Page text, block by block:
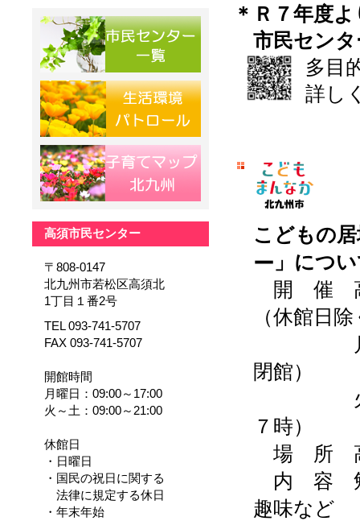
＊Ｒ７年度
市民センタ
多目
詳し
こどもの
ー 」につ
開 催 高
（休館日
月曜
閉館）
火曜日
７時）
場 所 高
内 容 勉
趣味など
高須市民センター
〒808-0147
北九州市若松区高須北
1丁目１番2号
TEL 093-741-5707
FAX 093-741-5707
開館時間
月曜日：09:00～17:00
火～土：09:00～21:00
休館日
・日曜日
・国民の祝日に関する
法律に規定する休日
・年末年始